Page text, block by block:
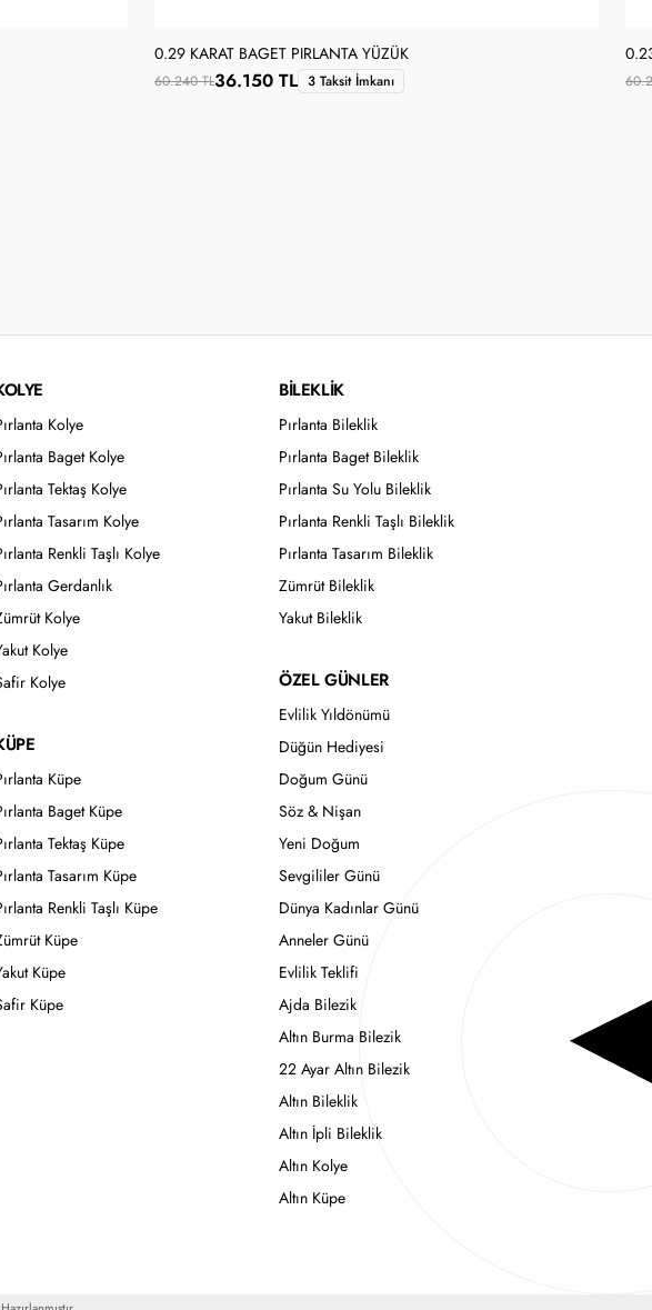
0.29 KARAT BAGET PIRLANTA YÜZÜK
60.240 TL36.150 TL 3 Taksit İmkanı
Kolye
Baget Kolye
Tektaş Kolye
Tasarım Kolye
Renkli Taşlı Kolye
Gerdanlık
Kolye
Kolye
Kolye
Küpe
Baget Küpe
Tektaş Küpe
Tasarım Küpe
Renkli Taşlı Küpe
Küpe
Küpe
Küpe
BİLEKLİK
Pırlanta Bileklik
Pırlanta Baget Bileklik
Pırlanta Su Yolu Bileklik
Pırlanta Renkli Taşlı Bileklik
Pırlanta Tasarım Bileklik
Zümrüt Bileklik
Yakut Bileklik
ÖZEL GÜNLER
Evlilik Yıldönümü
Düğün Hediyesi
Doğum Günü
Söz & Nişan
Yeni Doğum
Sevgililer Günü
Dünya Kadınlar Günü
Anneler Günü
Evlilik Teklifi
Ajda Bilezik
Altın Burma Bilezik
22 Ayar Altın Bilezik
Altın Bileklik
Altın İpli Bileklik
Altın Kolye
Altın Küpe